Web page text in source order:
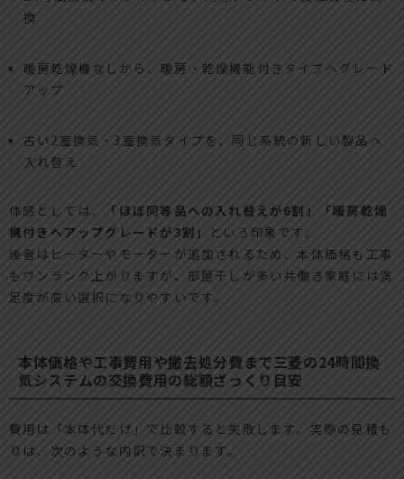
換
暖房乾燥機なしから、暖房・乾燥機能付きタイプへグレード
アップ
古い2室換気・3室換気タイプを、同じ系統の新しい製品へ
入れ替え
体感としては、
「ほぼ同等品への入れ替えが6割」「暖房乾燥
機付きへアップグレードが3割」
という印象です。
後者はヒーターやモーターが追加されるため、本体価格も工事
もワンランク上がりますが、部屋干しが多い共働き家庭には満
足度が高い選択になりやすいです。
本体価格や工事費用や撤去処分費まで三菱の24時間換
気システムの交換費用の総額ざっくり目安
費用は「本体代だけ」で比較すると失敗します。実際の見積も
りは、次のような内訳で決まります。